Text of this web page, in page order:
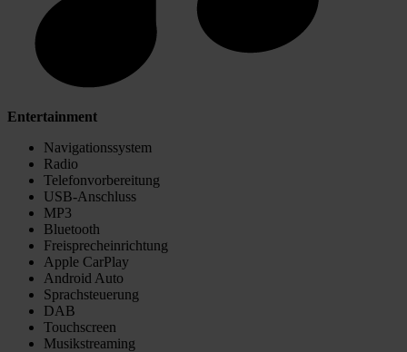
Entertainment
Navigationssystem
Radio
Telefonvorbereitung
USB-Anschluss
MP3
Bluetooth
Freisprecheinrichtung
Apple CarPlay
Android Auto
Sprachsteuerung
DAB
Touchscreen
Musikstreaming